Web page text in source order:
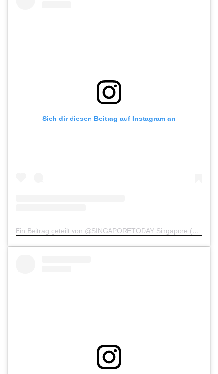
Sieh dir diesen Beitrag auf Instagram an
Ein Beitrag geteilt von @SINGAPORETODAY Singapore (@singaporetoday)